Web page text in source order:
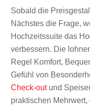
Sobald die
Nächstes die Frage,
Hochzeitssuite das
verbessern. Die
Regel Komfort,
Gefühl von
Check-outund
praktischen